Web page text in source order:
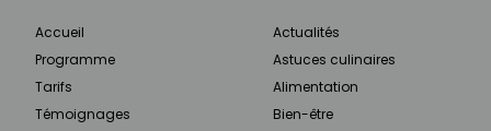
Accueil
Programme
Tarifs
Témoignages
Actualités
Astuces culinaires
Alimentation
Bien-être